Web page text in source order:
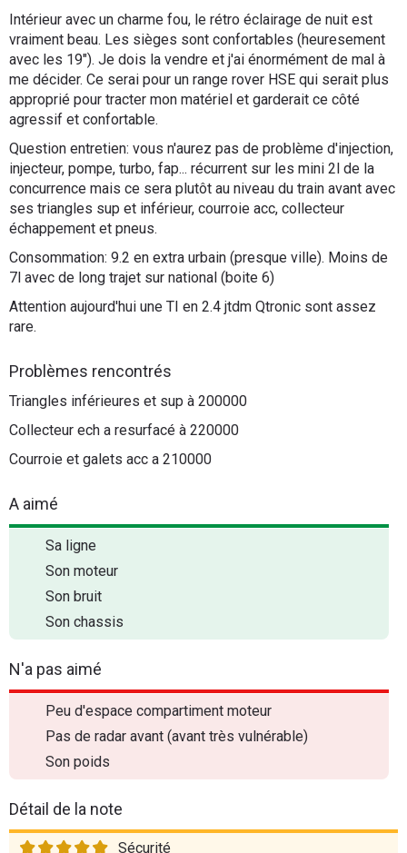
Intérieur avec un charme fou, le rétro éclairage de nuit est
vraiment beau. Les sièges sont confortables (heuresement
avec les 19"). Je dois la vendre et j'ai énormément de mal à
me décider. Ce serai pour un range rover HSE qui serait plus
approprié pour tracter mon matériel et garderait ce côté
agressif et confortable.
Question entretien: vous n'aurez pas de problème d'injection,
injecteur, pompe, turbo, fap... récurrent sur les mini 2l de la
concurrence mais ce sera plutôt au niveau du train avant avec
ses triangles sup et inférieur, courroie acc, collecteur
échappement et pneus.
Consommation: 9.2 en extra urbain (presque ville). Moins de
7l avec de long trajet sur national (boite 6)
Attention aujourd'hui une TI en 2.4 jtdm Qtronic sont assez
rare.
Problèmes rencontrés
Triangles inférieures et sup à 200000
Collecteur ech a resurfacé à 220000
Courroie et galets acc a 210000
A aimé
Sa ligne
Son moteur
Son bruit
Son chassis
N'a pas aimé
Peu d'espace compartiment moteur
Pas de radar avant (avant très vulnérable)
Son poids
Détail de la note
Sécurité